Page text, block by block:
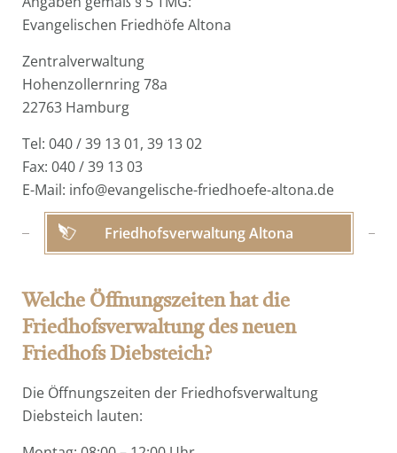
Evangelischen Friedhöfe Altona
Zentralverwaltung
Hohenzollernring 78a
22763 Hamburg
Tel: 040 / 39 13 01, 39 13 02
Fax: 040 / 39 13 03
E-Mail: info@evangelische-friedhoefe-altona.de
Friedhofsverwaltung Altona
Welche Öffnungszeiten hat die
Friedhofsverwaltung des neuen
Friedhofs Diebsteich?
Die Öffnungszeiten der Friedhofsverwaltung
Diebsteich lauten: